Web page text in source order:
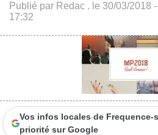
Publié par Redac . le 30/03/2018
17:32
Vos infos locales de Frequence-
priorité sur Google